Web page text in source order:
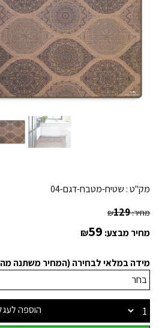
מק"ט : שטיח-מטבח-דגם-04
מחיר: ₪129
מחיר מבצע: ₪59
מידה במלאי לבחירה (המחיר משתנה
הוספה